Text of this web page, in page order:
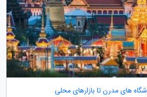
های مدرن تا بازارهای محلی